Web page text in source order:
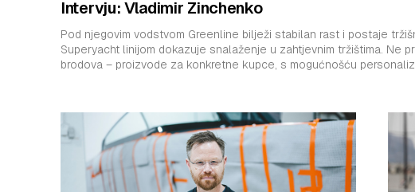
Intervju: Vladimir Zinchenko
Pod njegovim vodstvom Greenline bilježi stabilan rast i postaje
Superyacht linijom dokazuje snalaženje u zahtjevnim tržištima. Ne proizvode tisuće
brodova – proizvode za konkretne kupce, s mogućnošću